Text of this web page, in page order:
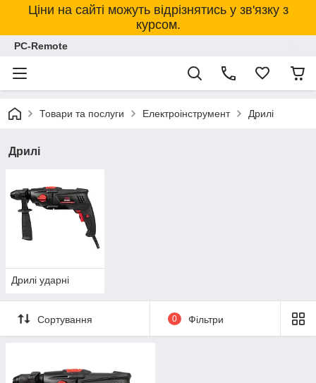
Ціни на сайті можуть відрізнятись у зв'язку з
курсом.
PC-Remote
Товари та послуги Електроінструмент Дрилі
Дрилі
Дрилі ударні
Сортування 0 Фільтри